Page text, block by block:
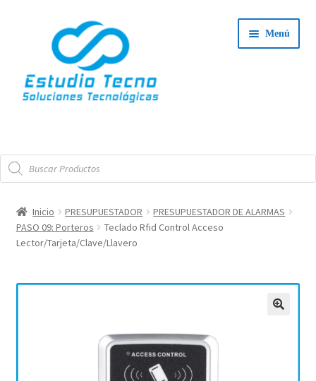
navegación
contenido
Menú
Tienda
el
Servicio Técnico
Búsqueda
de
productos
Inicio PRESUPUESTADOR
PRESUPUESTADOR DE ALARMAS
PASO 09: Porteros
Teclado Rfid Control Acceso
Lector/Tarjeta/Clave/Llavero